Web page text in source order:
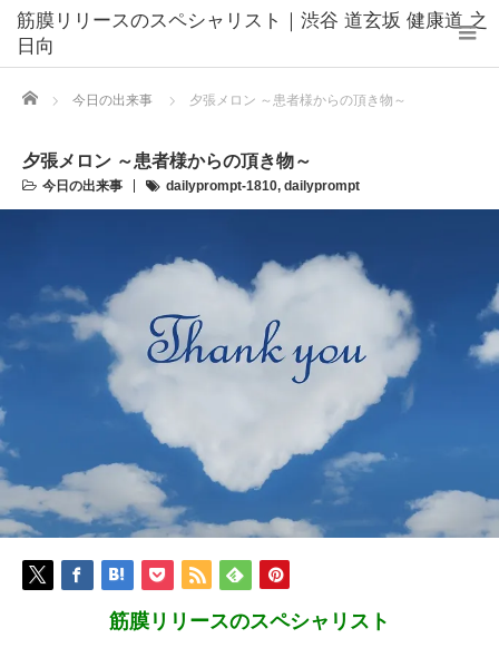
筋膜リリースのスペシャリスト｜渋谷 道玄坂 健康道 之
日向
Home 今日の出来事 夕張メロン ～患者様からの頂き物～
夕張メロン ～患者様からの頂き物～
今日の出来事 dailyprompt-1810, dailyprompt
筋膜リリースのスペシャリスト